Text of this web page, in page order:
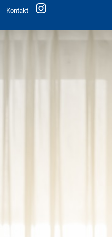
Kontakt